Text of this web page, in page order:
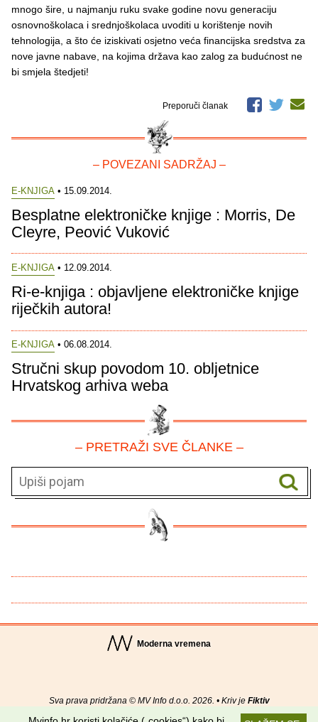
mnogo šire, u najmanju ruku svake godine novu generaciju
osnovnoškolaca i srednjoškolaca uvoditi u korištenje novih
tehnologija, a što će iziskivati osjetno veća financijska sredstva za
nove javne nabave, na kojima država kao zalog za budućnost ne
bi smjela štedjeti!
Preporuči članak
– POVEZANI SADRŽAJ –
E-KNJIGA • 15.09.2014.
Besplatne elektroničke knjige : Morris, De
Cleyre, Peović Vuković
E-KNJIGA • 12.09.2014.
Ri-e-knjiga : objavljene elektroničke knjige
riječkih autora!
E-KNJIGA • 06.08.2014.
Stručni skup povodom 10. obljetnice
Hrvatskog arhiva weba
– PRETRAŽI SVE ČLANKE –
Moderna vremena
Sva prava pridržana © MV Info d.o.o. 2026. • Kriv je Fiktiv